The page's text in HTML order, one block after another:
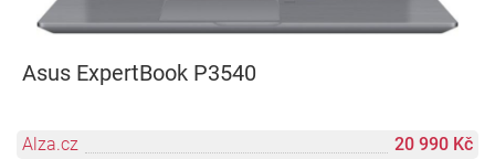
Asus ExpertBook P3540
Alza.cz 20 990 Kč